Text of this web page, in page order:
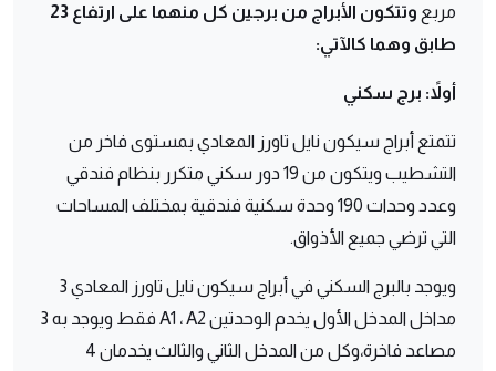
مربع
وتتكون الأبراج من برجين كل منهما على ارتفاع 23
طابق وهما كالآتي:
أولاً: برج سكني
تتمتع أبراج سيكون نايل تاورز المعادي بمستوى فاخر من
التشطيب ويتكون من 19 دور سكني متكرر بنظام فندقي
وعدد وحدات 190 وحدة سكنية فندقية بمختلف المساحات
التي ترضي جميع الأذواق.
ويوجد بالبرج السكني في أبراج سيكون نايل تاورز المعادي 3
مداخل المدخل الأول يخدم الوحدتين A1 ، A2 فقط ويوجد به 3
مصاعد فاخرة،وكل من المدخل الثاني والثالث يخدمان 4